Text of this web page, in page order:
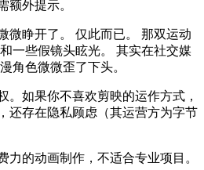
额外提示。
微睁开了。 仅此而已。 那双运动
一些假镜头眩光。 其实在社交媒
角色微微歪了下头。
。如果你不喜欢剪映的运作方式，
还存在隐私顾虑（其运营方为字节
力的动画制作，不适合专业项目。